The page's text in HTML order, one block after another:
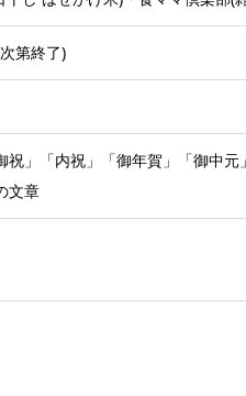
第終了)
」「内祝」「御年賀」「御中元
文章